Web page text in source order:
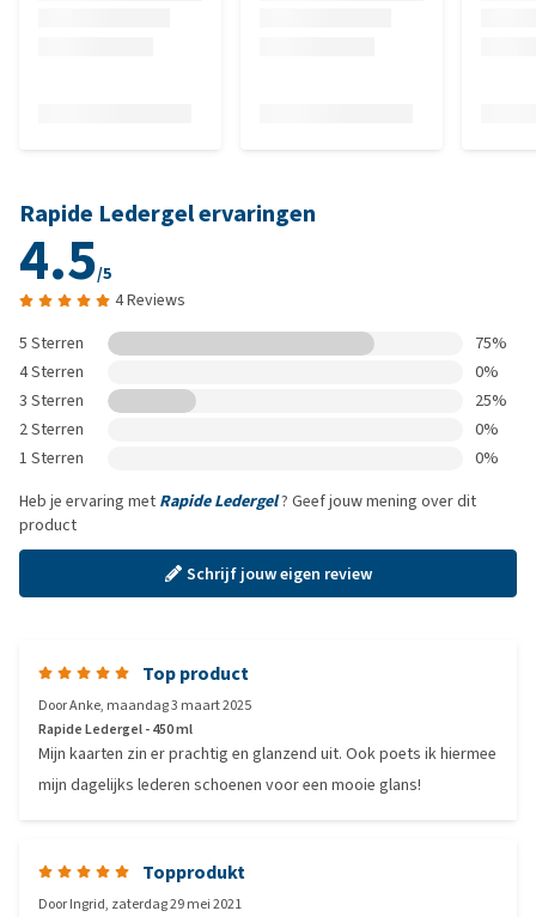
Rapide Ledergel ervaringen
4.5/5
4 Reviews
5 Sterren
75%
4 Sterren
0%
3 Sterren
25%
2 Sterren
0%
1 Sterren
0%
Heb je ervaring met Rapide Ledergel? Geef jouw mening over dit
product
Schrijf jouw eigen review
Top product
DoorAnke, maandag 3 maart 2025
Rapide Ledergel - 450 ml
Mijn kaarten zin er prachtig en glanzend uit. Ook poets ik hiermee
mijn dagelijks lederen schoenen voor een mooie glans!
Topprodukt
DoorIngrid, zaterdag 29 mei 2021